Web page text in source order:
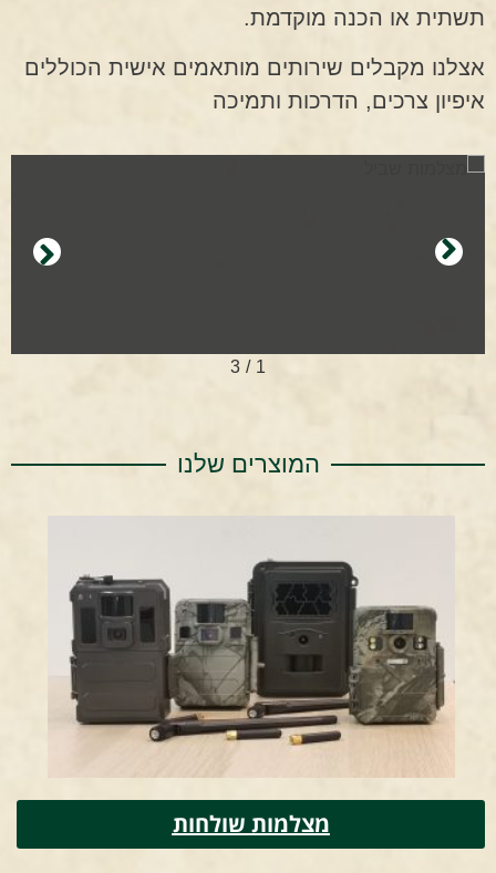
תשתית או הכנה מוקדמת.
אצלנו מקבלים שירותים מותאמים אישית הכוללים
איפיון צרכים, הדרכות ותמיכה
2
/
3
המוצרים שלנו
מצלמות שולחות